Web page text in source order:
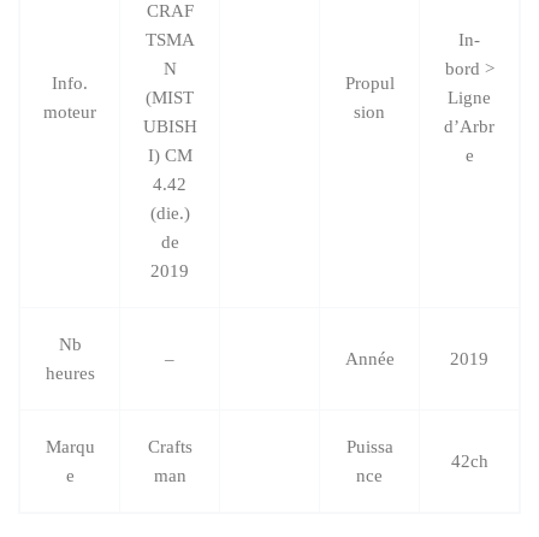
Info.
moteur
CRAF
TSMA
N
(MIST
UBISH
I) CM
4.42
(die.)
de
2019
Propul
sion
In-
bord >
Ligne
d’Arbr
e
Nb
heures
– Année 2019
Marqu
e
Crafts
man
Puissa
nce
42ch